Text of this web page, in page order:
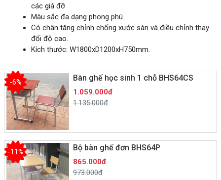
các giá đỡ
Màu sắc đa dạng phong phú.
Có chân tăng chỉnh chống xước sàn và điều chỉnh thay
đổi độ cao.
Kích thước: W1800xD1200xH750mm.
Bàn ghế học sinh 1 chỗ BHS64CS
-6%
1.059.000đ
1.135.000đ
Bộ bàn ghế đơn BHS64P
-11%
865.000đ
973.000đ